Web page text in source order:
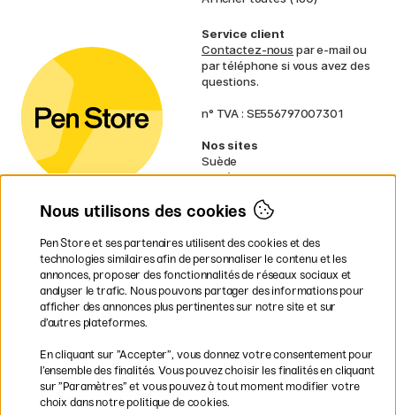
Service client
Contactez-nous par e-mail ou
par téléphone si vous avez des
questions.
n° TVA : SE556797007301
Nos sites
Suède
Norvège
Finlande
Irlande
Pays-Bas
Royaume-Uni
UE
volumineux.
Les modes de paiement
Nous utilisons des cookies
Pen Store et ses partenaires utilisent des cookies et des
technologies similaires afin de personnaliser le contenu et les
annonces, proposer des fonctionnalités de réseaux sociaux et
analyser le trafic. Nous pouvons partager des informations pour
afficher des annonces plus pertinentes sur notre site et sur
d’autres plateformes.
En cliquant sur ”Accepter”, vous donnez votre consentement pour
l’ensemble des finalités. Vous pouvez choisir les finalités en cliquant
sur ”Paramètres” et vous pouvez à tout moment modifier votre
choix dans notre politique de cookies.